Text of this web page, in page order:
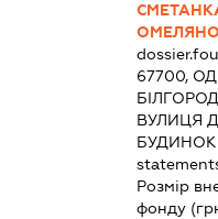
67700,
ВУЛИЦЯ
БУДИНОК
Розмір
фонду